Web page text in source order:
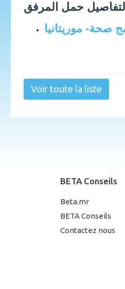
حمل المرفق
صحة- موريتانيا
Voir toute la liste
BETA Conseils
Beta.mr
BETA Conseils
Contactez nous